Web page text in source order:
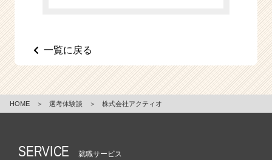
r
r
一覧に戻る
HOME ＞ 選考体験談 ＞ 株式会社アクティオ
SERVICE 就職サービス